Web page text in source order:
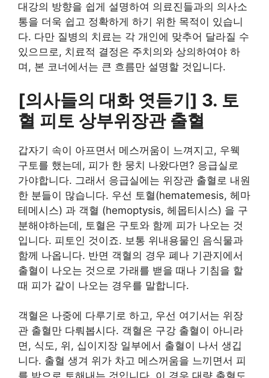
대강의 방향을 쉽게 설명하여 의료진들과의 의사소
통을 더욱 쉽고 정확하게 하기 위한 목적이 있습니
다. 다만 질병의 치료는 각 개인에 맞추어 달라질 수
있으므로, 치료적 결정은 주치의와 상의하여야 하
며, 본 코너에서는 큰 흐름만 설명할 것입니다.
[의사들의 대화 엿듣기] 3. 토
혈 피토 상부위장관 출혈
갑자기 속이 아프면서 메스꺼움이 느껴지고, 우웩
구토를 했는데, 피가 한 뭉치 나왔다면? 응급실로
가야합니다. 그래서 응급실에는 위장관 출혈로 내원
한 분들이 많습니다. 우선 토혈(hematemesis, 헤마
테메시스) 과 객혈 (hemoptysis, 헤몹티시스) 을 구
분해야하는데, 토혈은 구토와 함께 피가 나오는 것
입니다. 피토인 것이죠. 보통 위내용물인 음식물과
함께 나옵니다. 반면 객혈의 경우 폐나 기관지에서
출혈이 나오는 것으로 가래를 밷을 때나 기침을 할
때 피가 같이 나오는 경우를 말합니다.
객혈은 나중에 다루기로 하고, 우선 여기서는 위장
관 출혈만 다뤄봅시다. 객혈은 구강 출혈이 아니라
면, 식도, 위, 십이지장 일부에서 출혈이 나서 생깁
니다. 출혈 생겨 위가 차고 메스꺼움을 느끼면서 피
를 밖으로 토해내는 것입니다. 이 경우 대량 출혈도